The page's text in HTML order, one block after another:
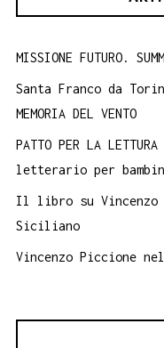
MISSIONE FUTURO.
Santa Franco da Torino
MEMORIA DEL VENTO
PATTO PER LA
letterario per
Il libro su Vincenzo
Siciliano
Vincenzo Piccione